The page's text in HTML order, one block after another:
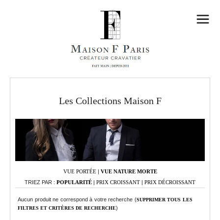
Les Collections Maison F
VUE PORTÉE| VUE NATURE MORTE
TRIEZ PAR : POPULARITÉ PRIX CROISSANT PRIX DÉCROISSANT
Aucun produit ne correspond à votre recherche (SUPPRIMER TOUS LES
FILTRES ET CRITÈRES DE RECHERCHE)